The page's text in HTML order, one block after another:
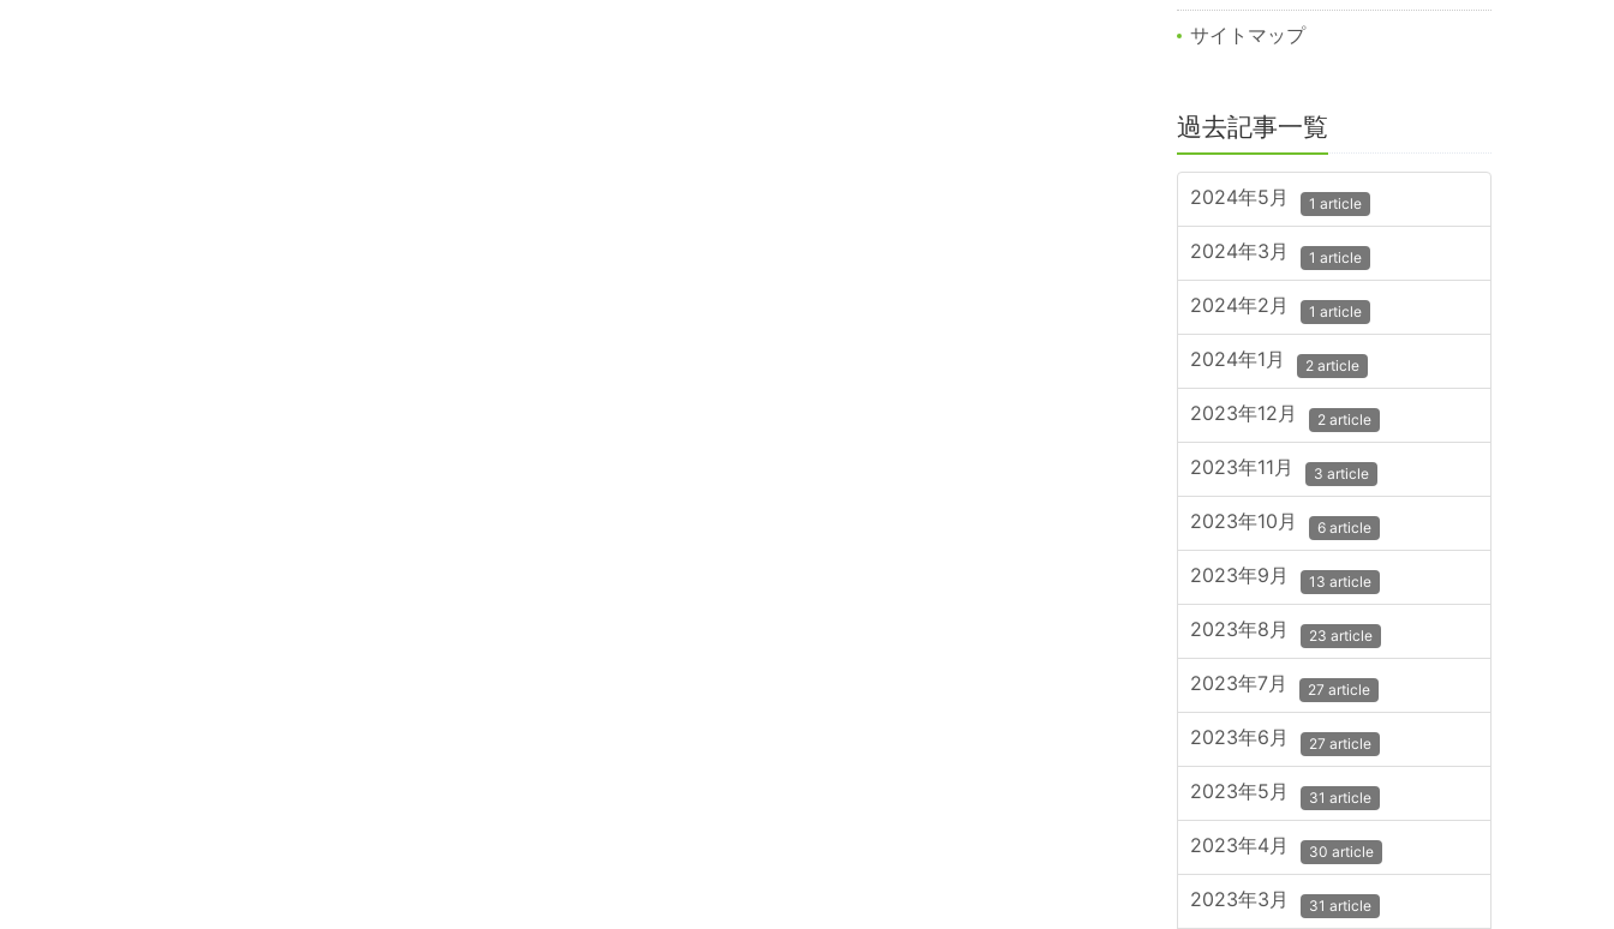
サイトマップ
過去記事一覧
2024年5月 1 article
2024年3月 1 article
2024年2月 1 article
2024年1月 2 article
2023年12月 2 article
2023年11月 3 article
2023年10月 6 article
2023年9月 13 article
2023年8月 23 article
2023年7月 27 article
2023年6月 27 article
2023年5月 31 article
2023年4月 30 article
2023年3月 31 article